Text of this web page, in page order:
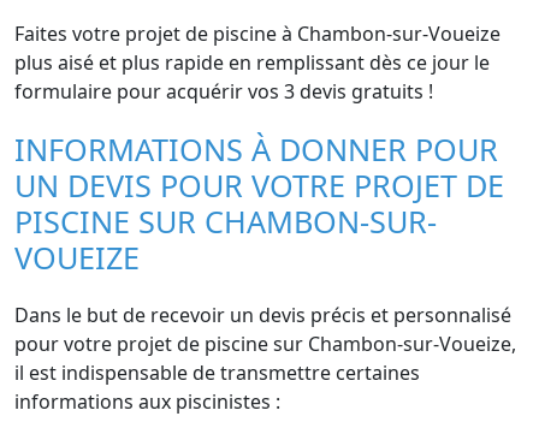
Faites votre projet de piscine à Chambon-sur-Voueize
plus aisé et plus rapide en remplissant dès ce jour le
formulaire pour acquérir vos 3 devis gratuits !
INFORMATIONS À DONNER POUR
UN DEVIS POUR VOTRE PROJET DE
PISCINE SUR CHAMBON-SUR-
VOUEIZE
Dans le but de recevoir un devis précis et personnalisé
pour votre projet de piscine sur Chambon-sur-Voueize,
il est indispensable de transmettre certaines
informations aux piscinistes :